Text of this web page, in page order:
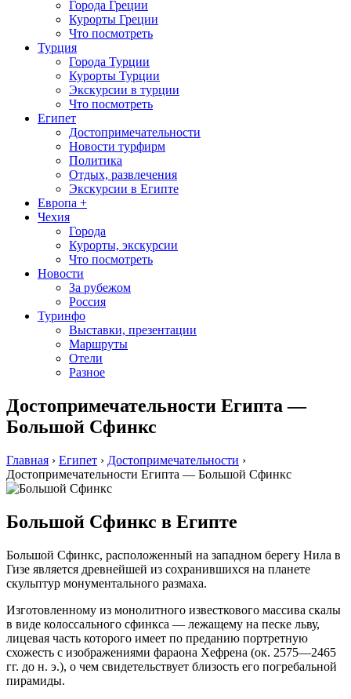
Города Греции
Курорты Греции
Что посмотреть
Турция
Города Турции
Курорты Турции
Экскурсии в турции
Что посмотреть
Египет
Достопримечательности
Новости турфирм
Политика
Отдых, развлечения
Экскурсии в Египте
Европа +
Чехия
Города
Курорты, экскурсии
Что посмотреть
Новости
За рубежом
Россия
Туринфо
Выставки, презентации
Маршруты
Отели
Разное
Достопримечательности Египта —
Большой Сфинкс
Главная › Египет › Достопримечательности ›
Достопримечательности Египта — Большой Сфинкс
Большой Сфинкс в Египте
Большой Сфинкс, расположенный на западном берегу Нила в
Гизе является древнейшей из сохранившихся на планете
скульптур монументального размаха.
Изготовленному из монолитного известкового массива скалы
в виде колоссального сфинкса — лежащему на песке льву,
лицевая часть которого имеет по преданию портретную
схожесть с изображениями фараона Хефрена (ок. 2575—2465
гг. до н. э.), о чем свидетельствует близость его погребальной
пирамиды.